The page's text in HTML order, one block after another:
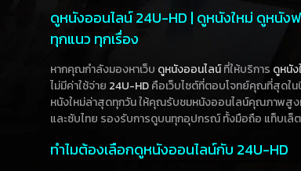
ดูหนังออนไลน์ 24U-HD | ดูหนังใหม่ ดูหนัง
ทุกแนว ทุกเรื่อง
หากคุณกำลังมองหาเว็บ ดูหนังออนไลน์ที่ให้บริการ ดูหนัง
ไม่มีค่าใช้จ่าย 24U-HDคือเว็บไซต์ที่ตอบโจทย์คุณที่สุดใน
หนังใหม่ล่าสุดทุกวัน ให้คุณรับชมหนังออนไลน์คุณภาพสู
และซับไทย รองรับการดูบนทุกอุปกรณ์ ทั้งมือถือ แท็บเล็
ทำไมต้องเลือกดูหนังออนไลน์กับ 24U-HD